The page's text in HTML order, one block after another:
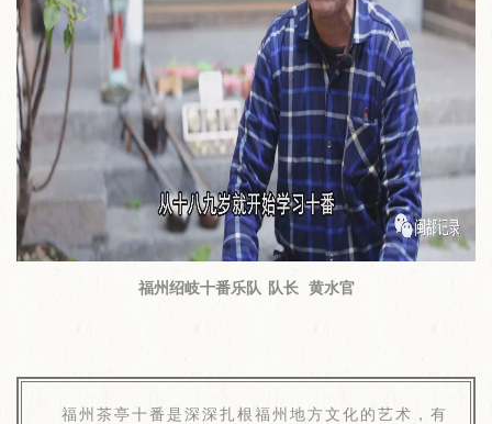
福州绍岐十番乐队 队长 黄水官
福州茶亭十番是深深扎根福州地方文化的艺术，有